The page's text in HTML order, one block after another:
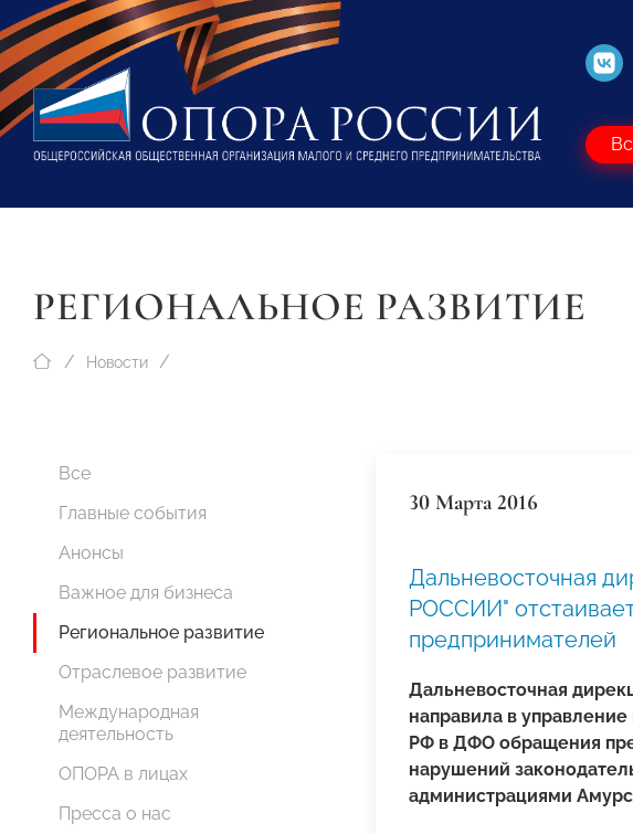
РЕГИОНАЛЬНОЕ РАЗВИТИЕ
Новости
Все
Главные события
Анонсы
Важное для бизнеса
Региональное развитие
Отраслевое развитие
Международная
деятельность
ОПОРА в лицах
Пресса о нас
30 Марта 2016
Дальневосточная
РОССИИ"
предпринимателей
Дальневосточная
направила в управление
РФ в ДФО обращения
нарушений
администрациями